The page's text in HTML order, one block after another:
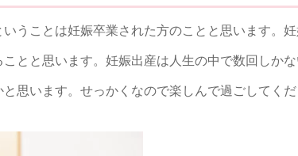
うことは妊娠卒業された方のことと思います。
とと思います。妊娠出産は人生の中で数回しか
思います。せっかくなので楽しんで過ごしてくだ